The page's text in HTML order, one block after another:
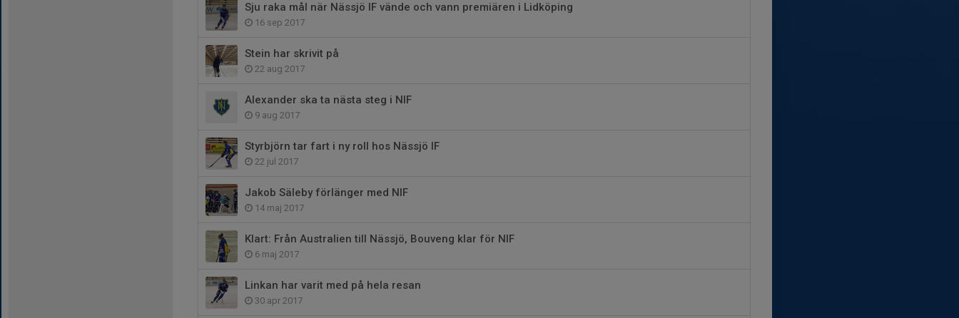
Sju raka mål när Nässjö IF vände och vann premiären i Lidköping
16 sep 2017
Stein har skrivit på
22 aug 2017
Alexander ska ta nästa steg i NIF
9 aug 2017
Styrbjörn tar fart i ny roll hos Nässjö IF
22 jul 2017
Jakob Säleby förlänger med NIF
14 maj 2017
Klart: Från Australien till Nässjö, Bouveng klar för NIF
6 maj 2017
Linkan har varit med på hela resan
30 apr 2017